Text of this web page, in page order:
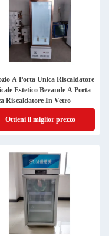
A Porta Unica Riscaldatore
Estetico Bevande A Porta
Riscaldatore In Vetro
Ottieni il miglior prezzo